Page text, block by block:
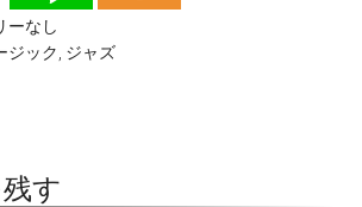
ーなし
ジック, ジャズ
す